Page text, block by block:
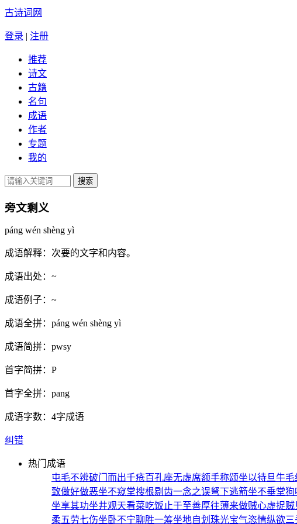
古诗词网
登录 | 注册
推荐
诗文
古籍
名句
成语
作者
专题
我的
旁文剩义
páng wén shèng yì
成语解释： 次要的文字和内容。
成语出处： ~
成语例子： ~
成语全拼： páng wén shèng yì
成语简拼： pwsy
首字简拼： P
首字全拼： pang
成语字数： 4字成语
纠错
热门成语
屯毛不辨破门而出千疮百孔座无虚席额手称颂坐以待旦牛毛
致做好做恶坐不窥堂搜根剔齿一念之误弩下逃箭坐不垂堂狗
坐享其功坐井观天看菜吃饭止于至善厚往薄来做贼心虚捉贼
柔五劳七伤坐卧不宁聊胜一筹坐地自划 珠光宝气恣情纵欲三